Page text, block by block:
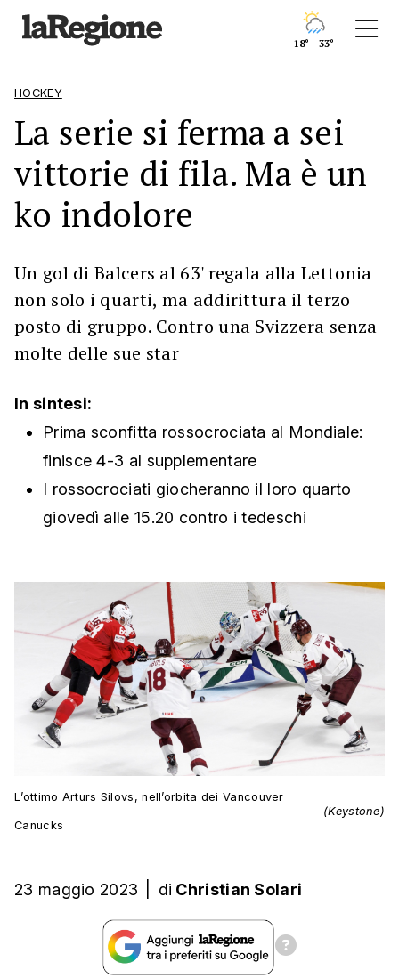
18° - 33°
HOCKEY
La serie si ferma a sei
vittorie di fila. Ma è un
ko indolore
Un gol di Balcers al 63' regala alla Lettonia
non solo i quarti, ma addirittura il terzo
posto di gruppo. Contro una Svizzera senza
molte delle sue star
In sintesi:
Prima sconfitta rossocrociata al Mondiale:
finisce 4-3 al supplementare
I rossocrociati giocheranno il loro quarto
giovedì alle 15.20 contro i tedeschi
L’ottimo Arturs Silovs, nell’orbita dei Vancouver
Canucks
(Keystone)
23 maggio 2023 di Christian Solari